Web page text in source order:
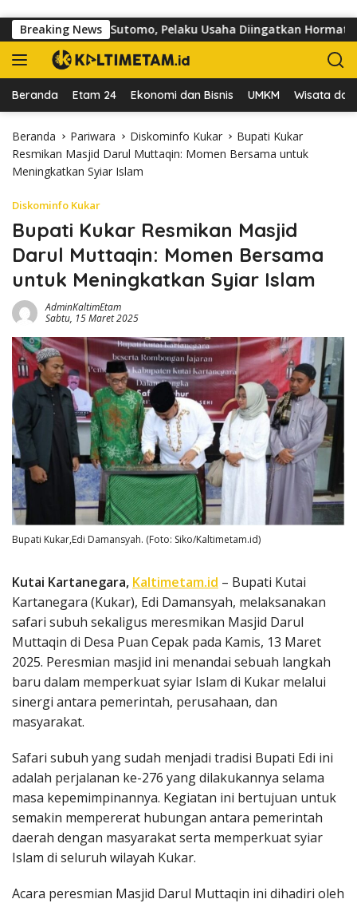
Breaking News
Jalan dr Sutomo, Pelaku Usaha Diingatkan Hormati Hak
Beranda Etam 24 Ekonomi dan Bisnis UMKM Wisata dan
Beranda Pariwara Diskominfo Kukar
Bupati Kukar
Resmikan Masjid Darul Muttaqin: Momen Bersama untuk
Meningkatkan Syiar Islam
Diskominfo Kukar
Bupati Kukar Resmikan Masjid
Darul Muttaqin: Momen Bersama
untuk Meningkatkan Syiar Islam
AdminKaltimEtam
Sabtu, 15 Maret 2025
Bupati Kukar,Edi Damansyah. (Foto: Siko/Kaltimetam.id)
Kutai Kartanegara, Kaltimetam.id – Bupati Kutai
Kartanegara (Kukar), Edi Damansyah, melaksanakan
safari subuh sekaligus meresmikan Masjid Darul
Muttaqin di Desa Puan Cepak pada Kamis, 13 Maret
2025. Peresmian masjid ini menandai sebuah langkah
baru dalam memperkuat syiar Islam di Kukar melalui
sinergi antara pemerintah, perusahaan, dan
masyarakat.
Safari subuh yang sudah menjadi tradisi Bupati Edi ini
adalah perjalanan ke-276 yang dilakukannya selama
masa kepemimpinannya. Kegiatan ini bertujuan untuk
semakin mempererat hubungan antara pemerintah
daerah dengan masyarakat serta memperkuat syiar
Islam di seluruh wilayah Kukar.
Acara peresmian Masjid Darul Muttaqin ini dihadiri oleh